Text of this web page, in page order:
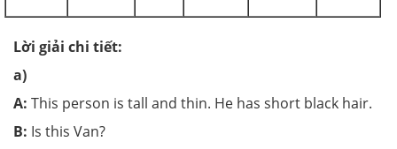
Lời giải chi tiết:
a)
A: This person is tall and thin. He has short black hair.
B: Is this Van?